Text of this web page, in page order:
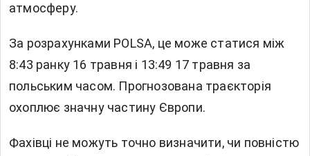
атмосферу.
За розрахунками POLSA, це може статися між
8:43 ранку 16 травня і 13:49 17 травня за
польським часом. Прогнозована траєкторія
охоплює значну частину Європи.
Фахівці не можуть точно визначити, чи повністю